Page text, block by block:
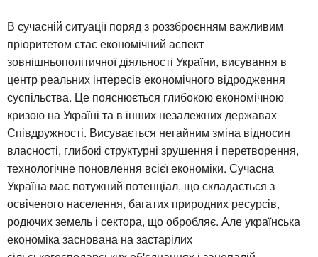
В сучасній ситуації поряд з роззброєнням важливим
пріоритетом стає економічний аспект
зовнішньополітичної діяльності України, висування в
центр реальних інтересів економічного відродження
суспільства. Це пояснюється глибокою економічною
кризою на Україні та в інших незалежних державах
Співдружності. Висувається негайним зміна відносин
власності, глибокі структурні зрушення і перетворення,
технологічне поновлення всієї економіки. Сучасна
Україна має потужний потенціал, що складається з
освіченого населення, багатих природних ресурсів,
родючих земель і сектора, що обробляє. Але українська
економіка заснована на застарілих